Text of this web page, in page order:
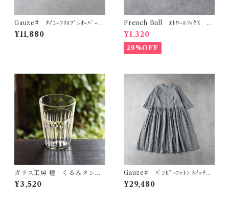
Gauze# ﾀｲﾆｰﾌﾘﾙﾌﾟﾙｵｰﾊﾞｰ
(ｸﾞﾚｰｼﾞｭ) G1196
¥11,880
French Bull ｴﾄﾜｰﾙｿｯｸｽ 11
-06231
¥1,320
20%OFF
ガラス工房 橙 くるみタンブ
ラー・S（しのぎ）
¥3,520
Gauze# ﾊﾞﾝﾋﾟｰｺｯﾄﾝ ｽｲｯﾁﾝ
ｸﾞｷﾞｬｻﾞｰﾜﾝﾋﾟｰｽ (ﾎﾜｲﾄ×ﾌﾞﾗｯｸ)
G1194
¥29,480